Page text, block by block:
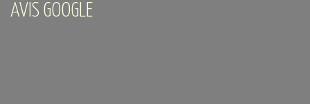
AVIS GOOGLE